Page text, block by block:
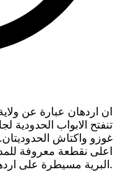
ان اردهان عبارة عن
تنفتح الابواب الحدودية
البرية مسيطرة على اردهان بسبب ارتفاعها.